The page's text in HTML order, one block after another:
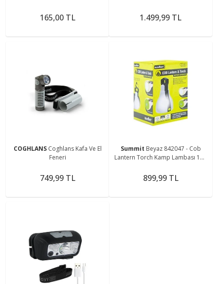
165,00 TL 1.499,99 TL
COGHLANS Coghlans Kafa Ve El
Feneri
749,99 TL
Summit Beyaz 842047 - Cob
Lantern Torch Kamp Lambası 150
899,99 TL